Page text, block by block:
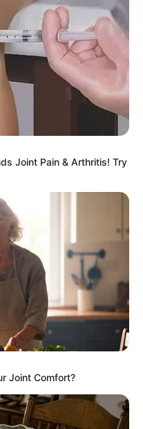
secret to feeling your
Luxury For Mere $1.6
Joint Pain & Arthritis! Try
Joint Comfort?